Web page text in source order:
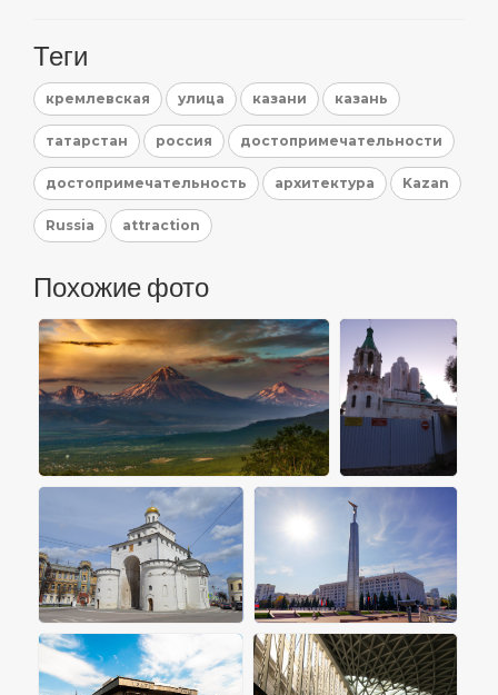
Теги
кремлевская улица казани казань
татарстан россия достопримечательности
достопримечательность архитектура Kazan
Russia attraction
Похожие фото